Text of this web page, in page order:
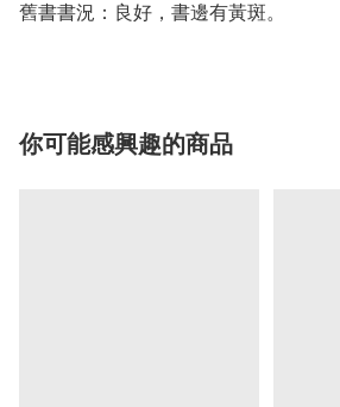
舊書書況：良好，書邊有黃斑。
你可能感興趣的商品